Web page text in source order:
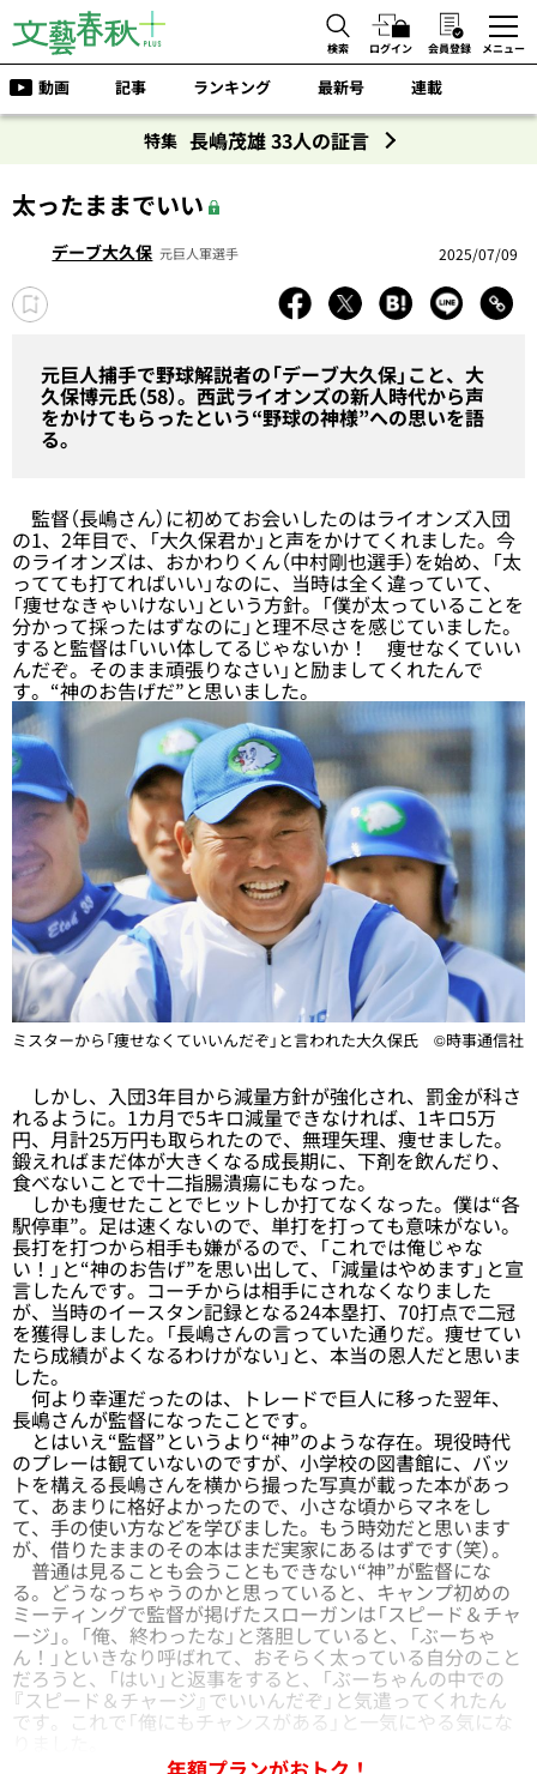
検索 ログイン 会員登録 メニュー
動画 記事 ランキング 最新号 連載
特集 長嶋茂雄 33人の証言
太ったままでいい
デーブ大久保 元巨人軍選手 2025/07/09
元巨人捕手で野球解説者の「デーブ大久保」こと、大
久保博元氏（58）。西武ライオンズの新人時代から声
をかけてもらったという“野球の神様”への思いを語
る。
監督（長嶋さん）に初めてお会いしたのはライオンズ入団
の1、2年目で、「大久保君か」と声をかけてくれました。今
のライオンズは、おかわりくん（中村剛也選手）を始め、「太
ってても打てればいい」なのに、当時は全く違っていて、
「痩せなきゃいけない」という方針。「僕が太っていることを
分かって採ったはずなのに」と理不尽さを感じていました。
すると監督は「いい体してるじゃないか！ 痩せなくていい
んだぞ。そのまま頑張りなさい」と励ましてくれたんで
す。“神のお告げだ”と思いました。
ミスターから「痩せなくていいんだぞ」と言われた大久保氏 ©時事通信社
しかし、入団3年目から減量方針が強化され、罰金が科さ
れるように。1カ月で5キロ減量できなければ、1キロ5万
円、月計25万円も取られたので、無理矢理、痩せました。
鍛えればまだ体が大きくなる成長期に、下剤を飲んだり、
食べないことで十二指腸潰瘍にもなった。
しかも痩せたことでヒットしか打てなくなった。僕は“各
駅停車”。足は速くないので、単打を打っても意味がない。
長打を打つから相手も嫌がるので、「これでは俺じゃな
い！」と“神のお告げ”を思い出して、「減量はやめます」と宣
言したんです。コーチからは相手にされなくなりました
が、当時のイースタン記録となる24本塁打、70打点で二冠
を獲得しました。「長嶋さんの言っていた通りだ。痩せてい
たら成績がよくなるわけがない」と、本当の恩人だと思いま
した。
何より幸運だったのは、トレードで巨人に移った翌年、
長嶋さんが監督になったことです。
とはいえ“監督”というより“神”のような存在。現役時代
のプレーは観ていないのですが、小学校の図書館に、バッ
トを構える長嶋さんを横から撮った写真が載った本があっ
て、あまりに格好よかったので、小さな頃からマネをし
て、手の使い方などを学びました。もう時効だと思います
が、借りたままのその本はまだ実家にあるはずです（笑）。
普通は見ることも会うこともできない“神”が監督にな
る。どうなっちゃうのかと思っていると、キャンプ初めの
ミーティングで監督が掲げたスローガンは「スピード＆チャ
ージ」。「俺、終わったな」と落胆していると、「ぶーちゃ
ん！」といきなり呼ばれて、おそらく太っている自分のこと
だろうと、「はい」と返事をすると、「ぶーちゃんの中での
『スピード＆チャージ』でいいんだぞ」と気遣ってくれたん
です。これで「俺にもチャンスがある」と一気にやる気にな
年額プランがおトク！